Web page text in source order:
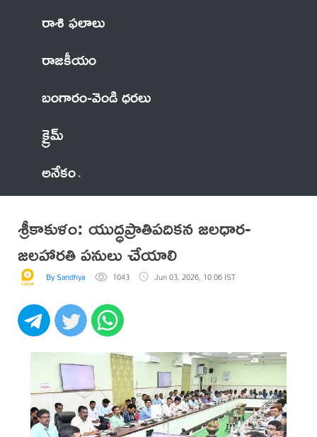
రాశి ఫలాలు
రాజకీయం
బంగారం-వెండి ధరలు
క్రైమ్
అనేకం
శ్రీకాకుళం: యుద్ధప్రాతిపదికన జలధార-
జలహారతి పనులు చేయాలి
By Sandhya 1043 Jun 03, 2026, 10:06 IST